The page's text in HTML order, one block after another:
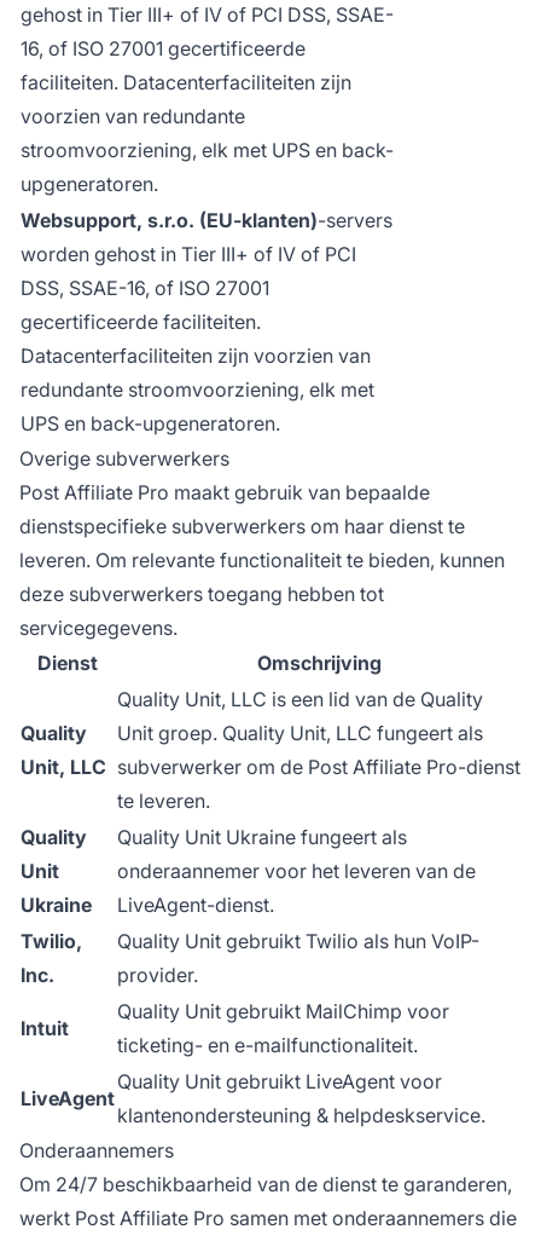
gehost in Tier III+ of IV of PCI DSS, SSAE-
16, of ISO 27001 gecertificeerde
faciliteiten. Datacenterfaciliteiten zijn
voorzien van redundante
stroomvoorziening, elk met UPS en back-
upgeneratoren.
Websupport, s.r.o. (EU-klanten)-servers
worden gehost in Tier III+ of IV of PCI
DSS, SSAE-16, of ISO 27001
gecertificeerde faciliteiten.
Datacenterfaciliteiten zijn voorzien van
redundante stroomvoorziening, elk met
UPS en back-upgeneratoren.
Overige subverwerkers
Post Affiliate Pro maakt gebruik van bepaalde
dienstspecifieke subverwerkers om haar dienst te
leveren. Om relevante functionaliteit te bieden, kunnen
deze subverwerkers toegang hebben tot
servicegegevens.
Dienst
Omschrijving
Quality
Unit, LLC
Quality Unit, LLC is een lid van de Quality
Unit groep. Quality Unit, LLC fungeert als
subverwerker om de Post Affiliate Pro-dienst
te leveren.
Quality
Unit
Ukraine
Quality Unit Ukraine fungeert als
onderaannemer voor het leveren van de
LiveAgent-dienst.
Twilio,
Inc.
Quality Unit gebruikt Twilio als hun VoIP-
provider.
Intuit
Quality Unit gebruikt MailChimp voor
ticketing- en e-mailfunctionaliteit.
LiveAgent
Quality Unit gebruikt LiveAgent voor
klantenondersteuning & helpdeskservice.
Onderaannemers
Om 24/7 beschikbaarheid van de dienst te garanderen,
werkt Post Affiliate Pro samen met onderaannemers die